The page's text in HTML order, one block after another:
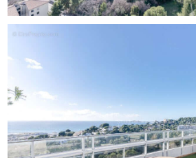
L'ensemble séduit par la qualité
volumes généreux, sa luminosité
emplacement unique au sein de
plus recherchées de Marseille.
Un bien rare à la vente, destiné à
d'exclusivité, de confort et
DPE : D Charges annuelles : 10400€
Les informations sur les risques